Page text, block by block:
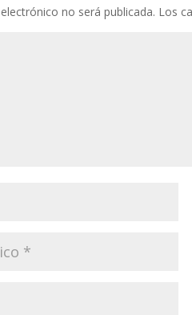
no será publicada. Los